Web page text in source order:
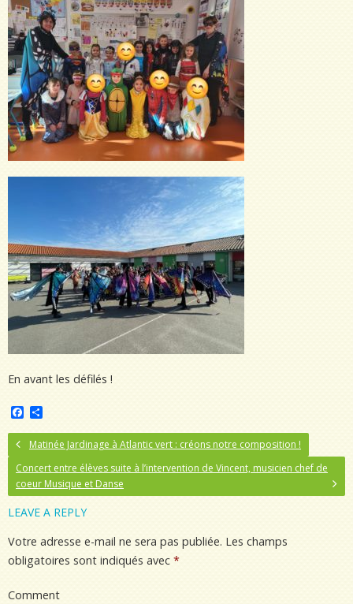
En avant les défilés !
c
e
b
o
o
k
r
t
a
g
e
r
Matinée Jardinage à Atlantic vert : créons notre composition !
Concert entre élèves suite à l’intervention de Vincent, musicien chef de
coeur Musique et Danse
LEAVE A REPLY
Votre adresse e-mail ne sera pas publiée. Les champs
obligatoires sont indiqués avec *
Comment